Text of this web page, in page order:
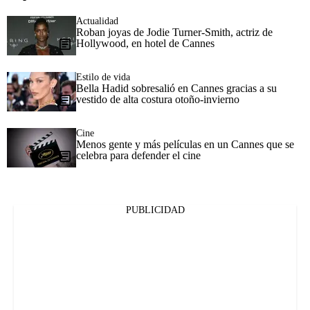
Actualidad
Roban joyas de Jodie Turner-Smith, actriz de
Hollywood, en hotel de Cannes
Estilo de vida
Bella Hadid sobresalió en Cannes gracias a su
vestido de alta costura otoño-invierno
Cine
Menos gente y más películas en un Cannes que se
celebra para defender el cine
PUBLICIDAD